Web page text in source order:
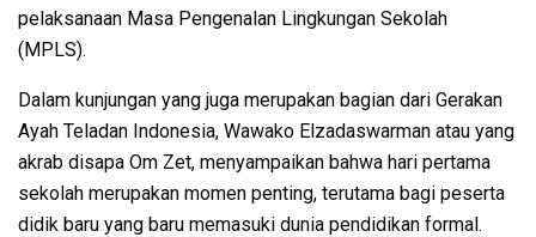
pelaksanaan Masa Pengenalan Lingkungan Sekolah
(MPLS).
Dalam kunjungan yang juga merupakan bagian dari Gerakan
Ayah Teladan Indonesia, Wawako Elzadaswarman atau yang
akrab disapa Om Zet, menyampaikan bahwa hari pertama
sekolah merupakan momen penting, terutama bagi peserta
didik baru yang baru memasuki dunia pendidikan formal.